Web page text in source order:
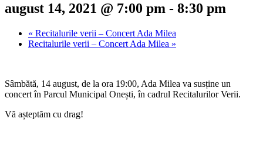
august 14, 2021 @ 7:00 pm - 8:30 pm
« Recitalurile verii – Concert Ada Milea
Recitalurile verii – Concert Ada Milea »
Sâmbătă, 14 august, de la ora 19:00, Ada Milea va susține un
concert în Parcul Municipal Onești, în cadrul Recitalurilor Verii.
Vă așteptăm cu drag!